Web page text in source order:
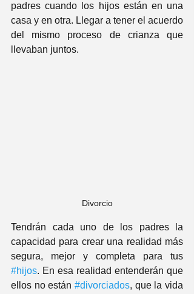
padres cuando los hijos están en una
casa y en otra. Llegar a tener el acuerdo
del mismo proceso de crianza que
llevaban juntos.
Divorcio
Tendrán cada uno de los padres la
capacidad para crear una realidad más
#hijos. En esa realidad entenderán que
ellos no están #divorciados, que la vida